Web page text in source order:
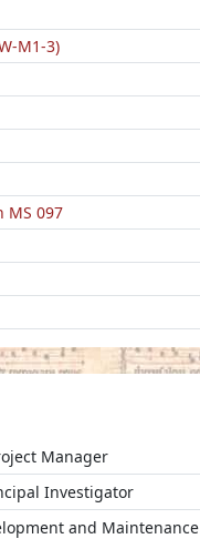
M1-3)
MS 097
Manager
Investigator
and Maintenance